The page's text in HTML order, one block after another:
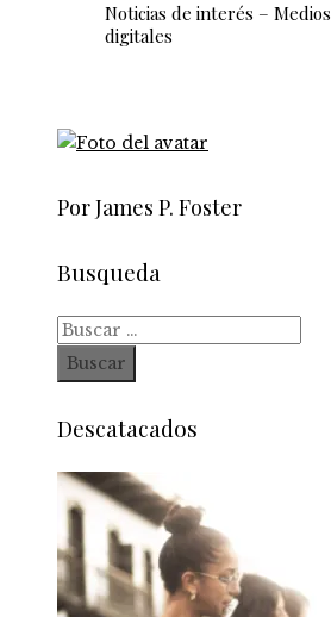
Noticias de interés – Medios
digitales
Por James P. Foster
Busqueda
Buscar:
Descatacados